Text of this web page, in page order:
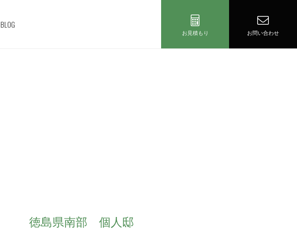
BLOG
お見積もり お問い合わせ
徳島県南部 個人邸